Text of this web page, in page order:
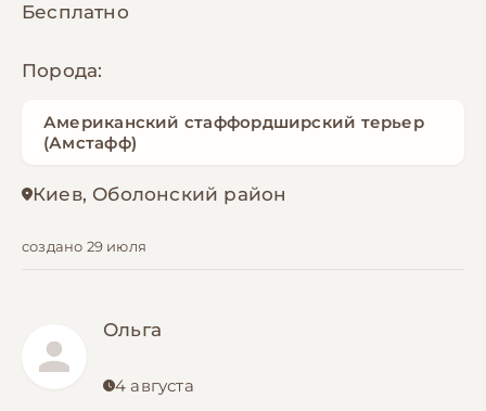
Бесплатно
Порода:
Американский стаффордширский терьер
(Амстафф)
Киев, Оболонский район
создано 29 июля
Ольга
4 августа